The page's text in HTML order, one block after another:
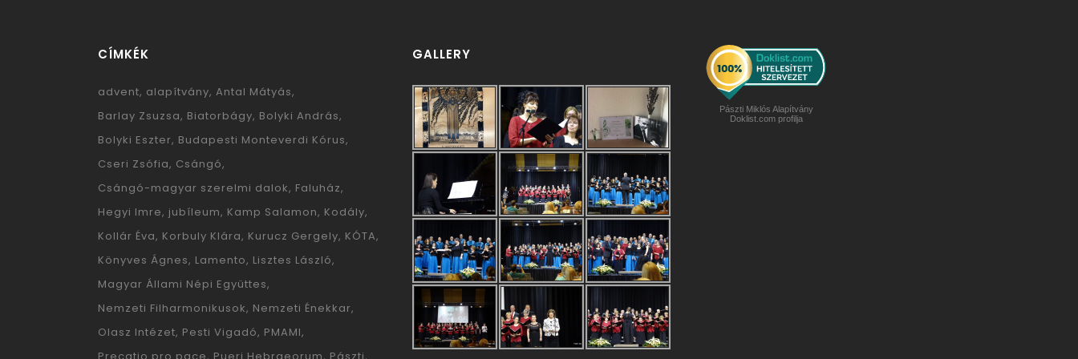
CÍMKÉK
advent alapítvány Antal Mátyás
Barlay Zsuzsa Biatorbágy Bolyki András
Bolyki Eszter Budapesti Monteverdi Kórus
Cseri Zsófia Csángó
Csángó-magyar szerelmi dalok Faluház
Hegyi Imre jubíleum Kamp Salamon Kodály
Kollár Éva Korbuly Klára Kurucz Gergely KÓTA
Könyves Ágnes Lamento Lisztes László
Magyar Állami Népi Együttes
Nemzeti Filharmonikusok Nemzeti Énekkar
Olasz Intézet Pesti Vigadó PMAMI
GALLERY
Pászti Miklós Alapítvány
Doklist.com profilja